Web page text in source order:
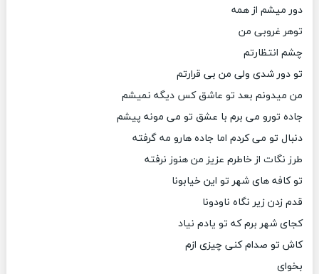
دور میشم از همه
توهر غروبی من
چشم انتظارتم
تو دور شدی ولی من بی قرارتم
من میدونم بعد تو عاشق کس دیگه نمیشم
جاده تورو می برم با عشق تو می مونه پیشم
دنبال تو می کردم اما جاده هارو مه گرفته
طرز نگات از خاطرم عزیز من هنوز نرفته
تو کافه های شهر تو این خیابونا
قدم زدن زیر نگاه ناودونا
کجای شهر برم که تو یادم نیاد
کاش تو صدام کنی چیزی ازم
بخوای